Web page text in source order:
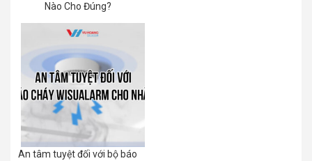
Nào Cho Đúng?
An tâm tuyệt đối với bộ báo